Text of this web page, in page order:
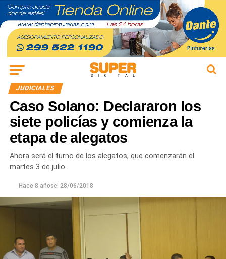
JUDICIALES
Caso Solano: Declararon los
siete policías y comienza la
etapa de alegatos
Ahora será el turno de los alegatos, que comenzarán el
martes 3 de julio.
Hace 8 añosel 28/06/2018